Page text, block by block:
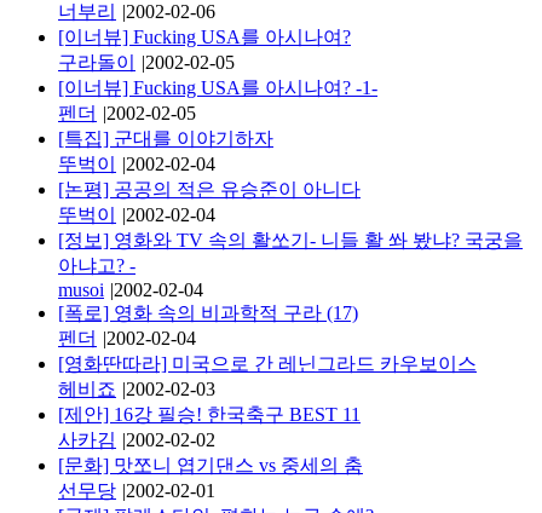
너부리
|2002-02-06
[이너뷰] Fucking USA를 아시나여?
구라돌이
|2002-02-05
[이너뷰] Fucking USA를 아시나여? -1-
펜더 |2002-02-05
[특집] 군대를 이야기하자
뚜벅이
|2002-02-04
[논평] 공공의 적은 유승준이 아니다
뚜벅이
|2002-02-04
[정보] 영화와 TV 속의 활쏘기- 니들 활 쏴 봤냐? 국궁을
아냐고? -
musoi |2002-02-04
[폭로] 영화 속의 비과학적 구라 (17)
펜더 |2002-02-04
[영화딴따라] 미국으로 간 레닌그라드 카우보이스
헤비죠 |2002-02-03
[제안] 16강 필승! 한국축구 BEST 11
사카김 |2002-02-02
[문화] 맛쪼니 엽기댄스 vs 중세의 춤
선무당 |2002-02-01